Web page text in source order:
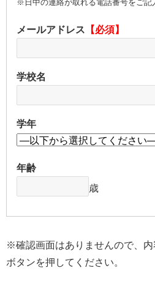
※日中の連絡が取れる電話番号をご記
メールアドレス 【必須】
学校名
学年
年齢
歳
※確認画面はありませんので、
ボタンを押してください。